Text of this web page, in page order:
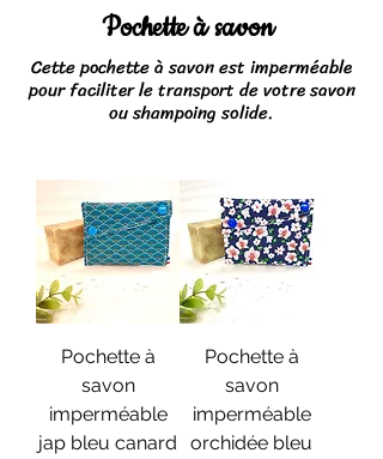
Pochette à savon
Cette pochette à savon est imperméable
pour faciliter le transport de votre savon
ou shampoing solide.
Pochette à
savon
imperméable
jap bleu canard
Pochette à
savon
imperméable
orchidée bleu